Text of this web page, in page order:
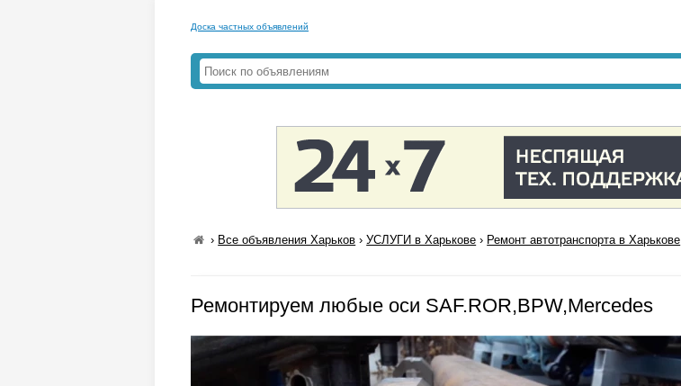
Доска частных объявлений
› Все объявления Харьков ›УСЛУГИ в Харькове › Ремонт автотранспорта в Харькове
Ремонтируем любые оси SAF.ROR,BPW,Mercedes